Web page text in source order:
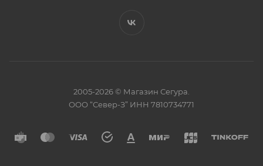
2005-2026 © Магазин Сегура.
ООО “Север-З” ИНН 7810734771